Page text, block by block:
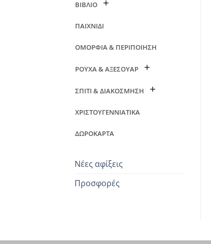
ΒΙΒΛΙΟ
ΠΑΙΧΝΙΔΙ
ΟΜΟΡΦΙΑ & ΠΕΡΙΠΟΙΗΣΗ
ΡΟΥΧΑ & ΑΞΕΣΟΥΑΡ
ΣΠΙΤΙ & ΔΙΑΚΟΣΜΗΣΗ
ΧΡΙΣΤΟΥΓΕΝΝΙΑΤΙΚΑ
ΔΩΡΟΚΑΡΤΑ
Νέες αφίξεις
Προσφορές